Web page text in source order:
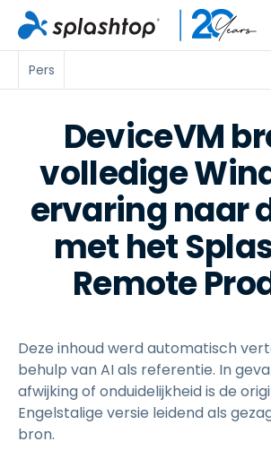
Pers
DeviceVM
volledige
ervaring naar
met het
Remote
Deze inhoud werd automatisch
behulp van AI als referentie. In
afwijking of onduidelijkheid is de
Engelstalige versie leidend als
bron.